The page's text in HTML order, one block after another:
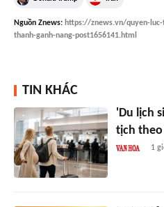
Nguồn Znews: https://znews.vn/quyen-
thanh-ganh-nang-post1656141.html
TIN KHÁC
'Du lịch
tịch theo
1